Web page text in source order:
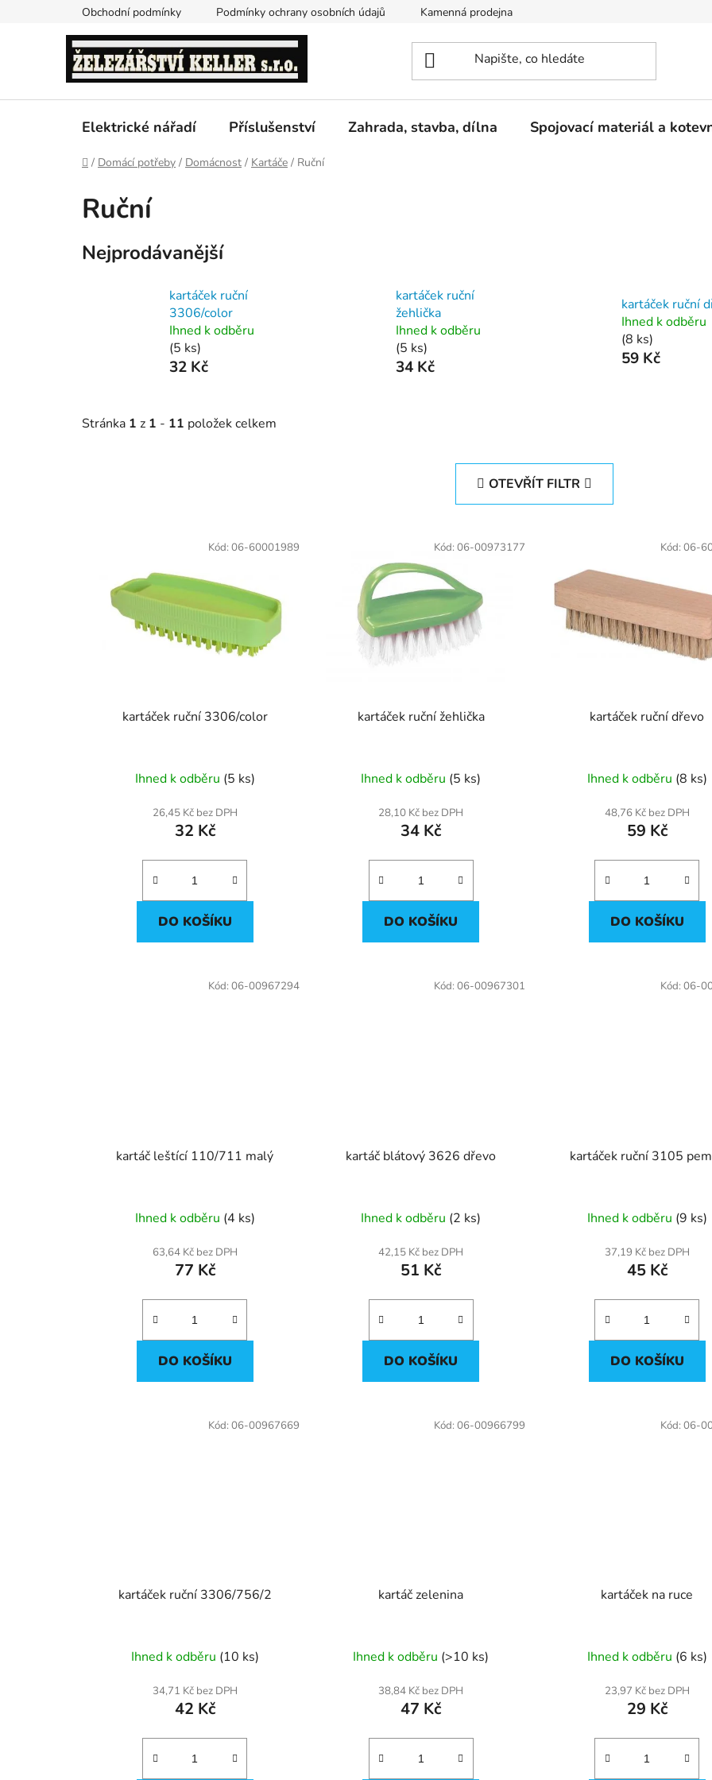
Obchodní podmínky Podmínky ochrany osobních údajů Kamenná prodejna
Elektrické nářadí Příslušenství Zahrada, stavba, dílna Spojovací materiál a
Domů
/ Domácí potřeby / Domácnost / Kartáče / Ruční
Ruční
Nejprodávanější
kartáček ruční
3306/color
Ihned k odběru
(5 ks)
32 Kč
kartáček ruční
žehlička
Ihned k odběru
(5 ks)
34 Kč
kartáček ruční
Ihned k odběru
(8 ks)
59 Kč
Stránka 1 z 1 - 11 položek celkem
OTEVŘÍT FILTR
kartáček ruční 3306/color
Ihned k odběru (5 ks)
26,45 Kč bez DPH
32 Kč
DO KOŠÍKU
Kód: 06-60001989
kartáček ruční žehlička
Ihned k odběru (5 ks)
28,10 Kč bez DPH
34 Kč
DO KOŠÍKU
Kód: 06-00973177
kartáček ruční dřevo
Ihned k odběru (8 ks)
48,76 Kč bez DPH
59 Kč
DO KOŠÍKU
Kód: 06-
kartáč leštící 110/711 malý
Ihned k odběru (4 ks)
63,64 Kč bez DPH
77 Kč
DO KOŠÍKU
Kód: 06-00967294
kartáč blátový 3626 dřevo
Ihned k odběru (2 ks)
42,15 Kč bez DPH
51 Kč
DO KOŠÍKU
Kód: 06-00967301
kartáček ruční 3105
Ihned k odběru (9 ks)
37,19 Kč bez DPH
45 Kč
DO KOŠÍKU
Kód: 06-
kartáček ruční 3306/756/2
Ihned k odběru (10 ks)
34,71 Kč bez DPH
42 Kč
Kód: 06-00967669
kartáč zelenina
Ihned k odběru (>10 ks)
38,84 Kč bez DPH
47 Kč
Kód: 06-00966799
kartáček na ruce
Ihned k odběru (6 ks)
23,97 Kč bez DPH
29 Kč
Kód: 06-